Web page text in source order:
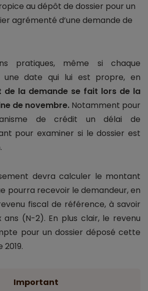
au dépôt de dossier pour un
agrémenté d’une demande de
pratiques, même si chaque
une date qui lui est propre, en
de la demande se fait lors de la
de novembre. Notamment pour
de crédit un délai de
pour examiner si le dossier est
devra calculer le montant
pourra recevoir le demandeur, en
fiscal de référence, à savoir
ans (N-2). En plus clair, le revenu
pour un dossier déposé cette
Important